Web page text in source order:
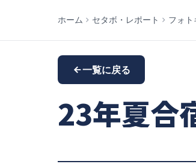
ホーム セタボ・レポート フォ
一覧に戻る
23年夏合